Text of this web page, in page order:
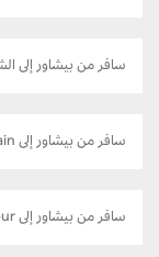
سافر من بيشاور إلى
سافر من بيشاور إلى Bahrain
سافر من بيشاور إلى Kuala Lumpur